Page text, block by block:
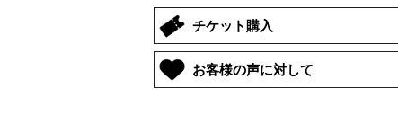
チケット購入
お客様の声に対して